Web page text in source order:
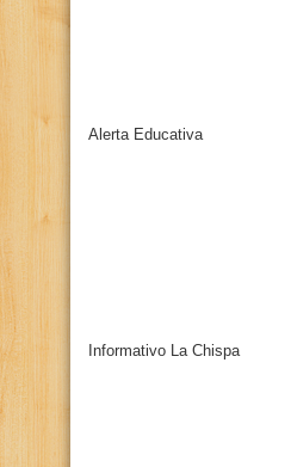
Alerta Educativa
Informativo La Chispa